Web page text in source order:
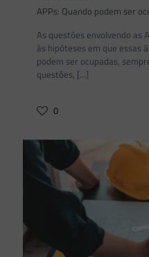
APPs: Quando podem ser
As questões envolvendo as
às hipóteses em que essas
podem ser ocupadas,
questões, […]
0